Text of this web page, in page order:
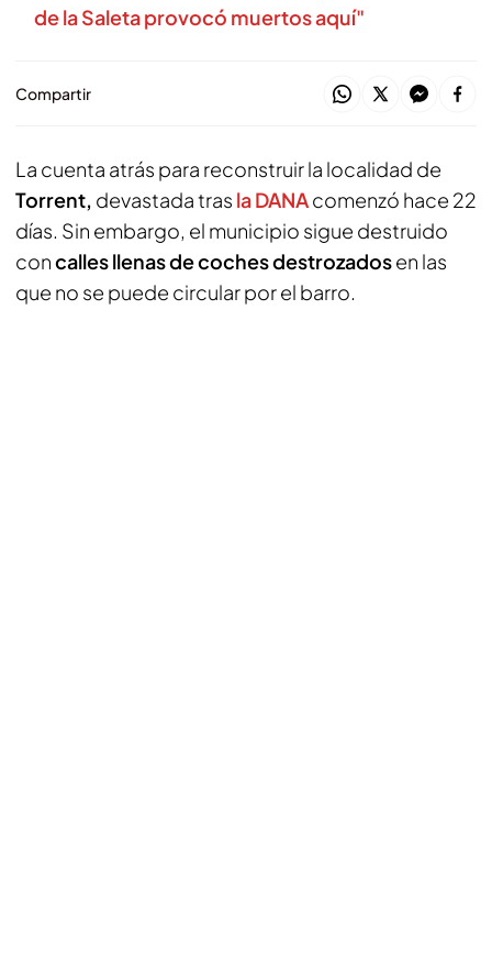
de la Saleta provocó muertos aquí"
Compartir
La cuenta atrás para reconstruir la localidad de
Torrent, devastada tras la DANAcomenzó hace 22
días. Sin embargo, el municipio sigue destruido
concalles llenas de coches destrozadosen las
que no se puede circular por el barro.